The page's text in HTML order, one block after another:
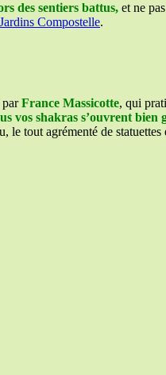
des sentiers battus, et ne
Compostelle.
parFrance Massicotte, qui
vos shakras s’ouvrent bien
tout agrémenté de statuettes